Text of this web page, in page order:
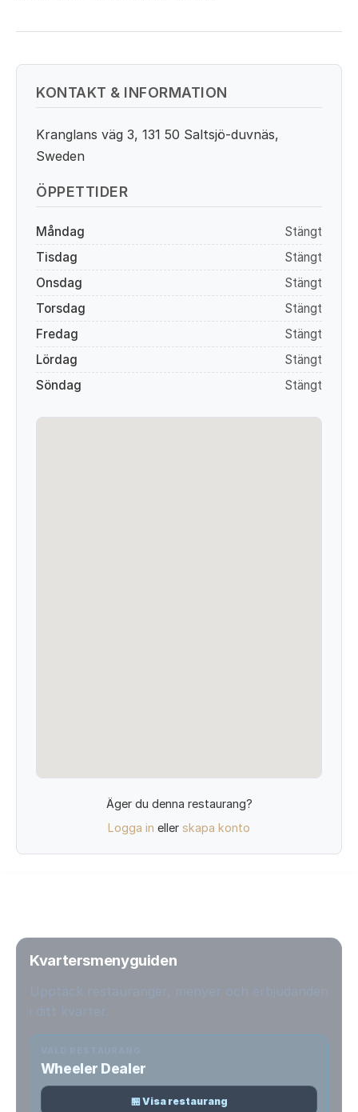
KONTAKT & INFORMATION
Kranglans väg 3, 131 50 Saltsjö-duvnäs,
Sweden
ÖPPETTIDER
Måndag
Stängt
Tisdag
Stängt
Onsdag
Stängt
Torsdag
Stängt
Fredag
Stängt
Lördag
Stängt
Söndag
Stängt
Äger du denna restaurang?
Logga in eller skapa konto
Kvartersmenyguiden
Wheeler Dealer
🏪 Visa restaurang